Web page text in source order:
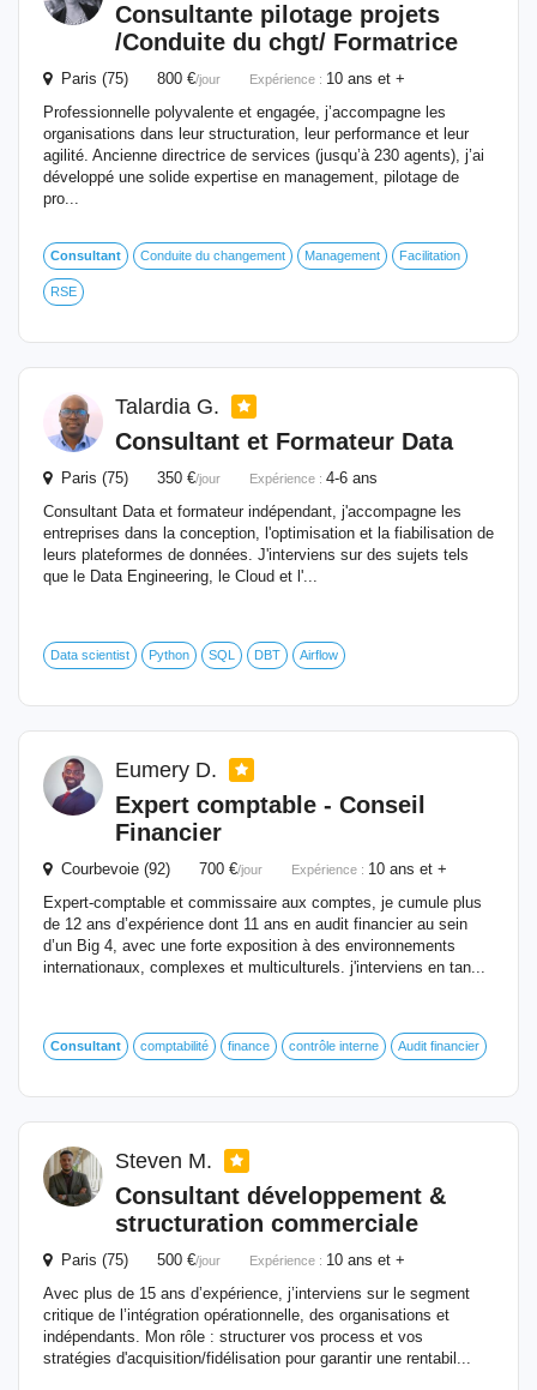
Consultante pilotage projets
/Conduite du chgt/ Formatrice
Paris (75) 800 €/jour Expérience : 10 ans et +
Professionnelle polyvalente et engagée, j’accompagne les
organisations dans leur structuration, leur performance et leur
agilité. Ancienne directrice de services (jusqu’à 230 agents), j’ai
développé une solide expertise en management, pilotage de
pro...
Consultant Conduite du changement Management Facilitation
RSE
Talardia G.
Consultant et Formateur Data
Paris (75) 350 €/jour Expérience : 4-6 ans
Consultant Data et formateur indépendant, j'accompagne les
entreprises dans la conception, l'optimisation et la fiabilisation de
leurs plateformes de données. J'interviens sur des sujets tels
que le Data Engineering, le Cloud et l'...
Data scientist Python SQL DBT Airflow
Eumery D.
Expert comptable - Conseil
Financier
Courbevoie (92) 700 €/jour Expérience : 10 ans et +
Expert-comptable et commissaire aux comptes, je cumule plus
de 12 ans d’expérience dont 11 ans en audit financier au sein
d’un Big 4, avec une forte exposition à des environnements
internationaux, complexes et multiculturels. j'interviens en tan...
Consultant comptabilité finance contrôle interne Audit financier
Steven M.
Consultant développement &
structuration commerciale
Paris (75) 500 €/jour Expérience : 10 ans et +
Avec plus de 15 ans d’expérience, j’interviens sur le segment
critique de l’intégration opérationnelle, des organisations et
indépendants. Mon rôle : structurer vos process et vos
stratégies d'acquisition/fidélisation pour garantir une rentabil...